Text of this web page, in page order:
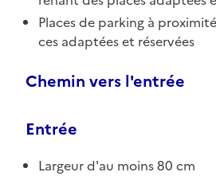
Places de parking à
ces adaptées et réservées
Chemin vers l'entrée
Entrée
Largeur d'au moins 80 cm